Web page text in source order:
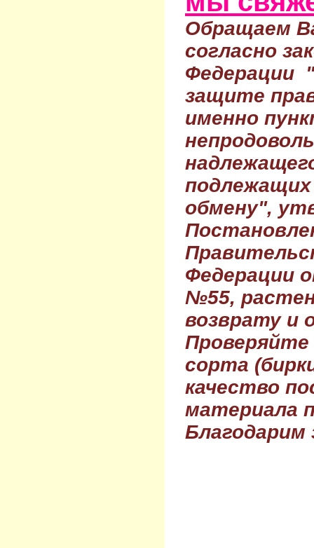
Обращаем
согласно
Федерации
защите
именно
обмену",
Федерации
№55,
возврату и
Проверяйте
сорта
качество
материала
Благодарим